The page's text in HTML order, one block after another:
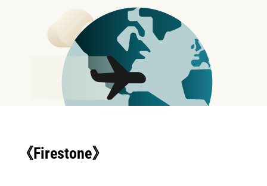
具备拯救城市所必须的技能。
《Circus Electrique》Epic Games 商店页面
《Firestone》